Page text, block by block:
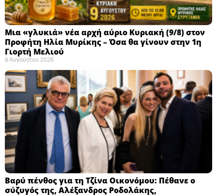
Μια «γλυκιά» νέα αρχή αύριο Κυριακή (9/8) στον
Προφήτη Ηλία Μυρίκης – Όσα θα γίνουν στην 1η
Γιορτή Μελιού
8 Αυγούστου 2026
Βαρύ πένθος για τη Τζίνα Οικονόμου: Πέθανε ο
σύζυγός της, Αλέξανδρος Ροδολάκης,